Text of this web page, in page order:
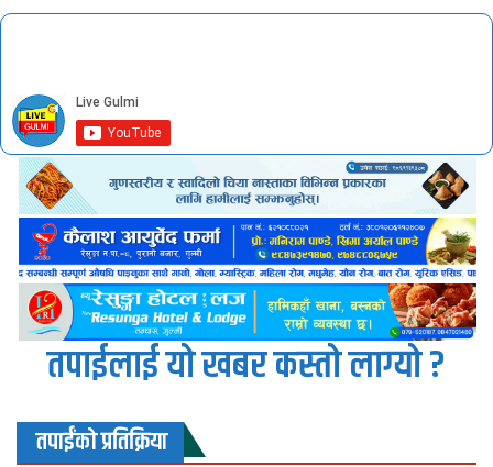
तपाईलाई यो खबर कस्तो लाग्यो ?
तपाईंको प्रतिक्रिया